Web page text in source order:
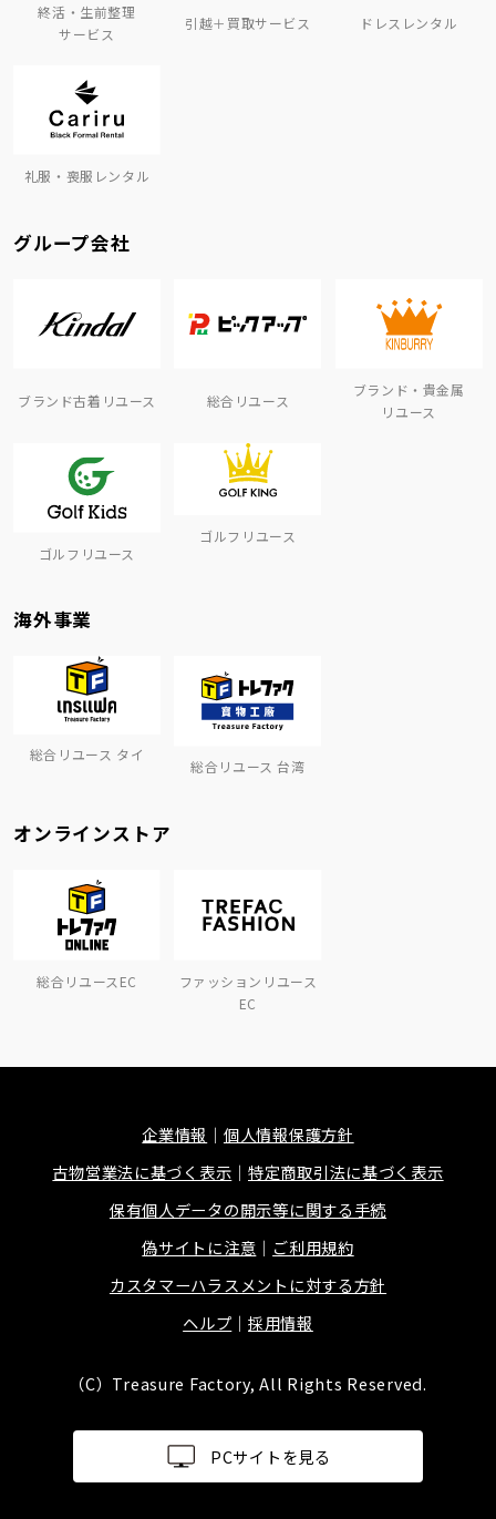
終活・生前整理
サービス
引越＋買取サービス ドレスレンタル
礼服・喪服レンタル
グループ会社
ブランド古着リユース 総合リユース
ブランド・貴金属
リユース
ゴルフリユース
ゴルフリユース
海外事業
総合リユース タイ
総合リユース 台湾
オンラインストア
総合リユースEC
ファッションリユース
EC
企業情報
個人情報保護方針
古物営業法に基づく表示
特定商取引法に基づく表示
保有個人データの開示等に関する手続
偽サイトに注意
ご利用規約
カスタマーハラスメントに対する方針
ヘルプ
採用情報
（C）Treasure Factory, All Rights Reserved.
PCサイトを見る